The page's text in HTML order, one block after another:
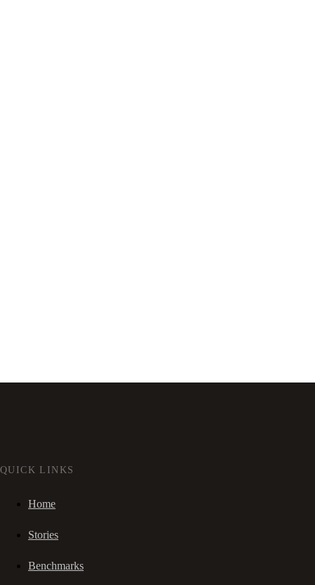
QUICK LINKS
Home
Stories
Benchmarks